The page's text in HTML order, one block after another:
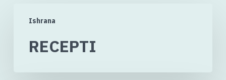
Ishrana
RECEPTI